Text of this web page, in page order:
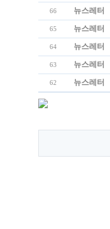
66 뉴스레터
65 뉴스레터
64 뉴스레터
63 뉴스레터
62 뉴스레터